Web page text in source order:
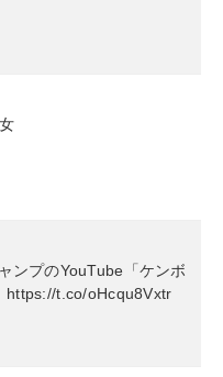
ンプのYouTube「ケンボ
https://t.co/oHcqu8Vxtr